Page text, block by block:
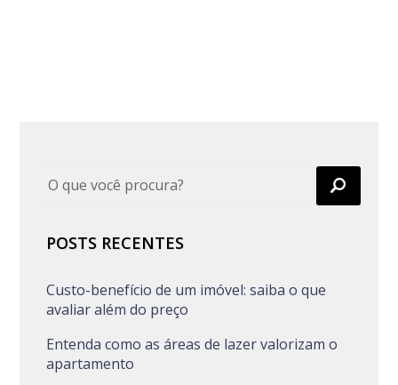
POSTS RECENTES
Custo-benefício de um imóvel: saiba o que
avaliar além do preço
Entenda como as áreas de lazer valorizam o
apartamento